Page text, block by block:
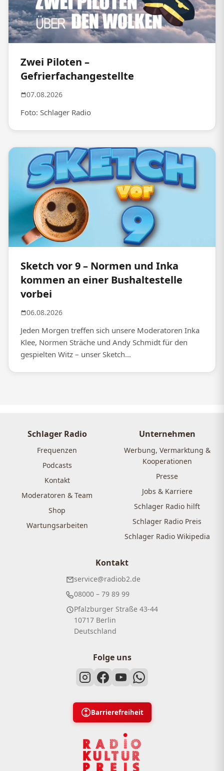
Zwei Piloten –
Gefrierfachangestellte
07.08.2026
Foto: Schlager Radio
Sketch vor 9 – Normen und Inka
kommen an einer Bushaltestelle
vorbei
06.08.2026
Jeden Morgen treffen sich unsere Moderatoren Inka
Klee, Normen Sträche und Andy Schmidt für den
gespielten Witz – unser Sketch...
Schlager Radio
Frequenzen
Podcasts
Kontakt
Moderatoren & Team
Shop
Wartungsarbeiten
Unternehmen
Werbung, Vermarktung &
Kooperationen
Presse
Jobs & Karriere
Schlager Radio hilft
Schlager Radio Preis
Schlager Radio Wikipedia
Kontakt
service@radiob2.de
08000 – 79 89 99
Pfalzburger Straße 43-44
10717 Berlin
Deutschland
Folge uns
Barrierefreiheit